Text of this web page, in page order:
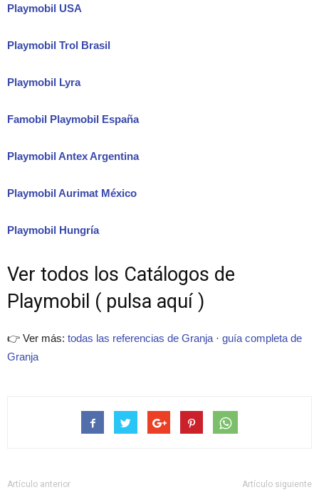
Playmobil USA
Playmobil Trol Brasil
Playmobil Lyra
Famobil Playmobil España
Playmobil Antex Argentina
Playmobil Aurimat México
Playmobil Hungría
Ver todos los Catálogos de
Playmobil ( pulsa aquí )
👉 Ver más: todas las referencias de Granja · guía completa de
Granja
Artículo anterior Artículo siguiente